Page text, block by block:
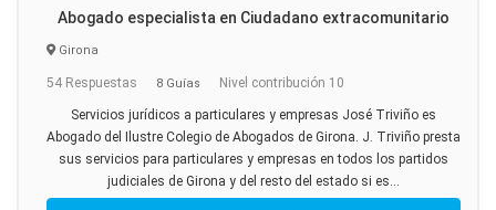
Abogado especialista en Ciudadano extracomunitario
Girona
54 Respuestas 8 Guías Nivel contribución 10
Servicios jurídicos a particulares y empresas José Triviño es
Abogado del Ilustre Colegio de Abogados de Girona. J. Triviño presta
sus servicios para particulares y empresas en todos los partidos
judiciales de Girona y del resto del estado si es...